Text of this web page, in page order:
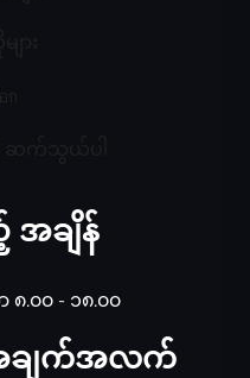
အချိန်
၈.၀၀ - ၁၈.၀၀
ျက်အလက်